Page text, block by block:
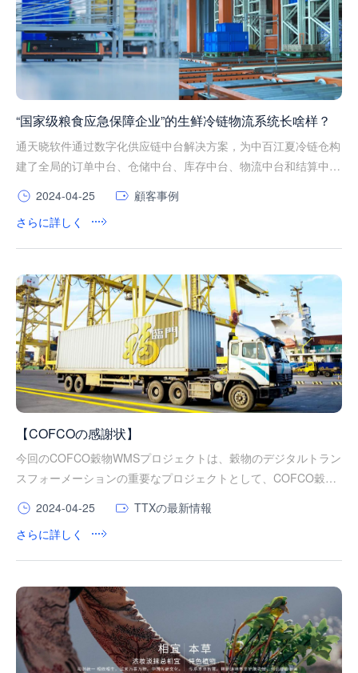
“国家级粮食应急保障企业”的生鲜冷链物流系统长啥样？
通天晓软件通过数字化供应链中台解决方案，为中百江夏冷链仓构
建了全局的订单中台、仓储中台、库存中台、物流中台和结算中台
2024-04-25
顧客事例
さらに詳しく
【COFCOの感謝状】
今回のCOFCO穀物WMSプロジェクトは、穀物のデジタルトラン
スフォーメーションの重要なプロジェクトとして、COFCO穀物
の45工場の倉庫システムのアップグレード改造を含む全体計画が
されています。プロジェクト全体は、さまざまな種類の倉庫業務
に加え、SAP、ワンカードパーク管理システム、TMS、RFID、
自動化立体倉庫WCSなどの複数のシステムとの統合が必要で
6月13日に成功裏に稼働を開始しました。
2024-04-25
TTXの最新情報
さらに詳しく